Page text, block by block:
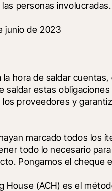
personas
junio de 2023
hora de saldar
saldar estas
proveedores y
marcado todos los
todo lo necesario
Pongamos el cheque
House (ACH) es el